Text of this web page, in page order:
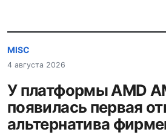
MISC
4 августа 2026
У платформы AMD
появилась первая
альтернатива